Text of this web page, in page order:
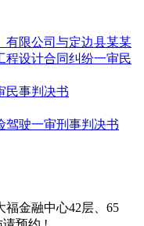
有限公司与定边县某某
程设计合同纠纷一审民
民事判决书
驾驶一审刑事判决书
金融中心42层、65